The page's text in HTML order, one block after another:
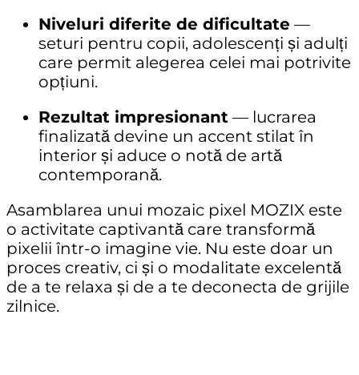
Niveluri diferite de dificultate —
seturi pentru copii, adolescenți și adulți
care permit alegerea celei mai potrivite
opțiuni.
Rezultat impresionant — lucrarea
finalizată devine un accent stilat în
interior și aduce o notă de artă
contemporană.
Asamblarea unui mozaic pixel MOZIX este
o activitate captivantă care transformă
pixelii într-o imagine vie. Nu este doar un
proces creativ, ci și o modalitate excelentă
de a te relaxa și de a te deconecta de grijile
zilnice.